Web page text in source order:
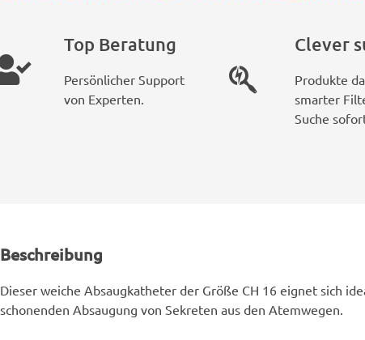
Top Beratung
Persönlicher Support
von Experten.
Clever
Produkte
smarter
Suche
Beschreibung
Dieser weiche Absaugkatheter der Größe CH 16 eignet sich
schonenden Absaugung von Sekreten aus den Atemwegen.